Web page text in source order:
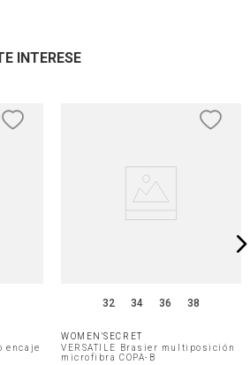
INTERESE
encaje
32 34 36 38
WOMEN'SECRET
VERSATILE Brasier multiposición
microfibra COPA-B